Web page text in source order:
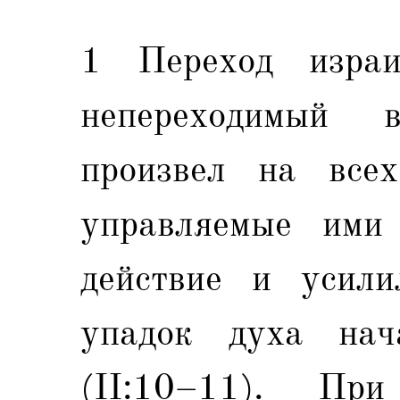
1 Переход
произвел на
управляемые ими
действие и
упадок духа
(II:10–11). При